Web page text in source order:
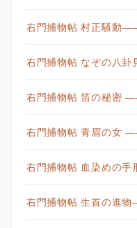
右門捕物帖 村正騒動
右門捕物帖 なぞの八
右門捕物帖 笛の秘密
右門捕物帖 青眉の女
右門捕物帖 血染めの
右門捕物帖 生首の進